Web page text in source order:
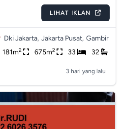
LIHAT IKLAN
Dki Jakarta, Jakarta Pusat, Gambir
181m2 675m2 33 32
3 hari yang lalu